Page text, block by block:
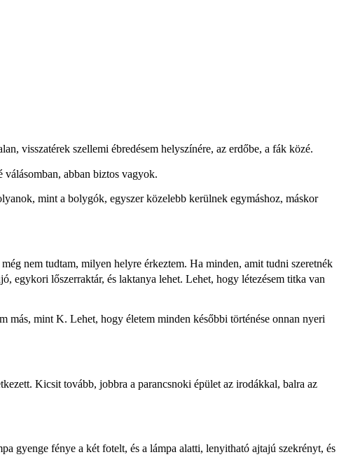
visszatérek szellemi ébredésem helyszínére, az erdőbe, a fák közé.
abban biztos vagyok.
mint a bolygók, egyszer közelebb kerülnek egymáshoz, máskor
nem tudtam, milyen helyre érkeztem. Ha minden, amit tudni szeretnék
egykori lőszerraktár, és laktanya lehet. Lehet, hogy létezésem titka van
más, mint K. Lehet, hogy életem minden későbbi történése onnan nyeri
Kicsit tovább, jobbra a parancsnoki épület az irodákkal, balra az
gyenge fénye a két fotelt, és a lámpa alatti, lenyitható ajtajú szekrényt, és